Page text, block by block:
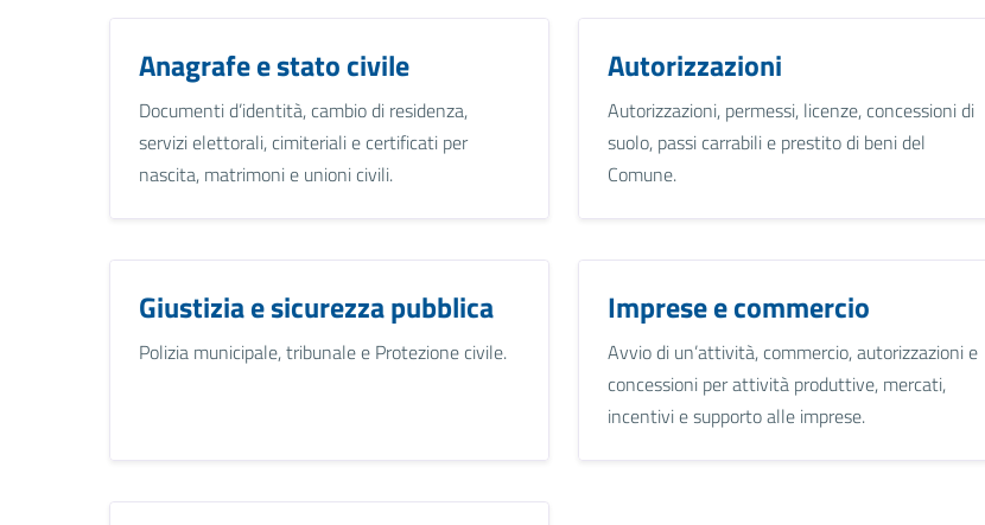
Anagrafe e stato civile
Documenti d’identità, cambio di residenza,
servizi elettorali, cimiteriali e certificati per
nascita, matrimoni e unioni civili.
Autorizzazioni
Autorizzazioni, permessi, licenze, concessioni di
suolo, passi carrabili e prestito di beni del
Comune.
Giustizia e sicurezza pubblica
Polizia municipale, tribunale e Protezione civile.
Imprese e commercio
Avvio di un’attività, commercio, autorizzazioni e
concessioni per attività produttive, mercati,
incentivi e supporto alle imprese.